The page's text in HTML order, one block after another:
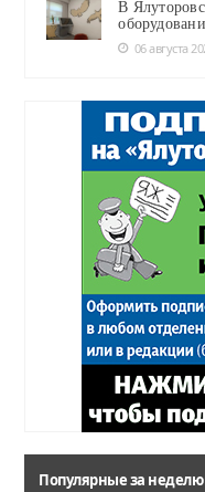
В
06 августа
Популярные за неделю